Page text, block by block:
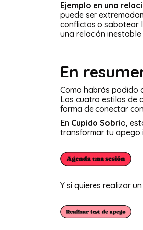
Ejemplo en una
puede ser
conflictos o sabotear
una relación
En
Como habrás podido
Los cuatro estilos de
forma de conectar
En Cupido Sobrio,
transformar tu apego
Y si quieres realizar